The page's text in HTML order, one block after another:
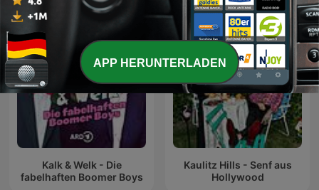
Kalk & Welk - Die
fabelhaften Boomer Boys
Kaulitz Hills - Senf aus
Hollywood
APP HERUNTERLADEN